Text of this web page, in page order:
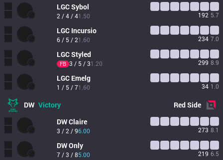
LGCSybol
2 / 4 / 41.50 192 5.7
LGC Incursio
6 / 5 / 21.60 234 7.0
LGCStyled
FB 3 / 5 / 31.20 299 8.9
LGC Emelg
1 / 5 / 71.60 34 1.0
DW Victory RedSide
DWClaire
3 / 2 / 96.00 273 8.1
DWOnly
7 / 3 / 85.00 219 6.5